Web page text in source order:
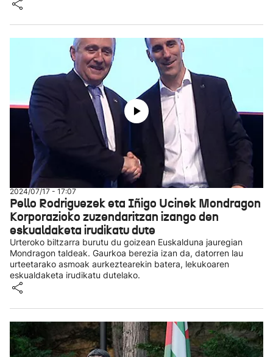
2024/07/17 - 17:07
Pello Rodriguezek eta Iñigo Ucinek Mondragon
Korporazioko zuzendaritzan izango den
eskualdaketa irudikatu dute
Urteroko biltzarra burutu du goizean Euskalduna jauregian
Mondragon taldeak. Gaurkoa berezia izan da, datorren lau
urteetarako asmoak aurkeztearekin batera, lekukoaren
eskualdaketa irudikatu dutelako.